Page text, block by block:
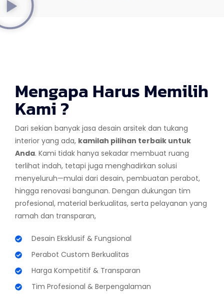
Mengapa Harus Memilih
Kami ?
Dari sekian banyak jasa desain arsitek dan tukang
interior yang ada, kamilah pilihan terbaik untuk
Anda. Kami tidak hanya sekadar membuat ruang
terlihat indah, tetapi juga menghadirkan solusi
menyeluruh—mulai dari desain, pembuatan perabot,
hingga renovasi bangunan. Dengan dukungan tim
profesional, material berkualitas, serta pelayanan yang
ramah dan transparan,
Desain Eksklusif & Fungsional
Perabot Custom Berkualitas
Harga Kompetitif & Transparan
Tim Profesional & Berpengalaman